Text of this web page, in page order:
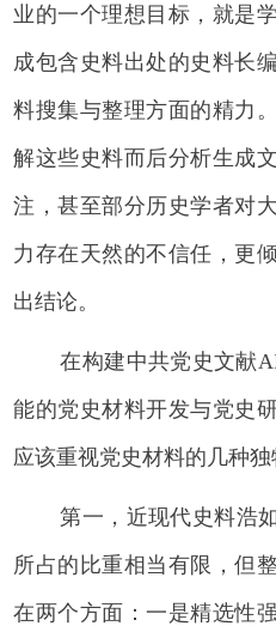
业的一个理想目标，就是
成包含史料出处的史料长
料搜集与整理方面的精力
解这些史料而后分析生成
注，甚至部分历史学者对
力存在天然的不信任，更
出结论。
在构建中共党史文献
能的党史材料开发与党史
应该重视党史材料的几种独
第一，近现代史料浩
所占的比重相当有限，但
在两个方面：一是精选性